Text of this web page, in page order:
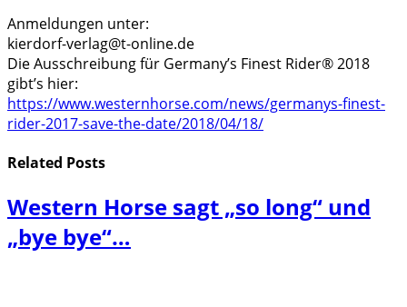
Anmeldungen unter:
kierdorf-verlag@t-online.de
Die Ausschreibung für Germany’s Finest Rider® 2018
gibt’s hier:
https://www.westernhorse.com/news/germanys-finest-
rider-2017-save-the-date/2018/04/18/
Related Posts
Western Horse sagt „so long“ und
„bye bye“…